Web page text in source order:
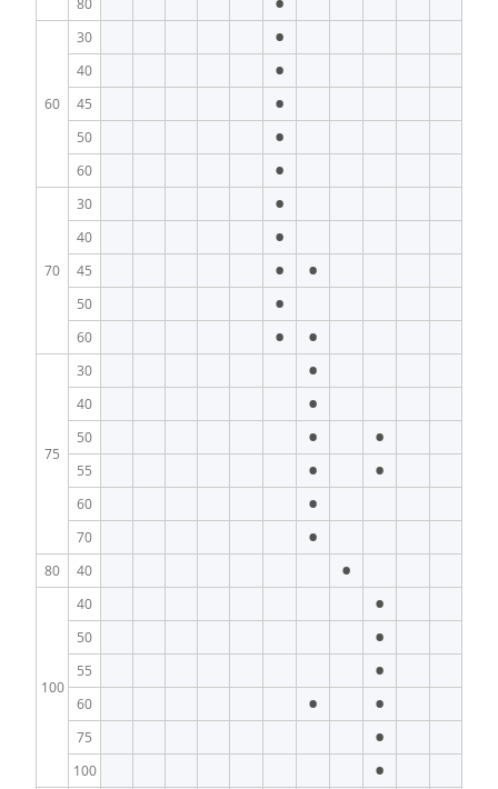
80
60
30 •
40 •
45 •
50 •
60 •
70
30 •
40 •
45 • •
50 •
60 • •
75
30 •
40 •
50 • •
55 • •
60 •
70 •
80 40 •
100
40 •
50 •
55 •
60 • •
75 •
100 •